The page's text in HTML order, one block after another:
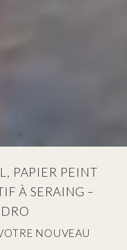
PAPIER PEINT
À SERAING –
NOUVEAU